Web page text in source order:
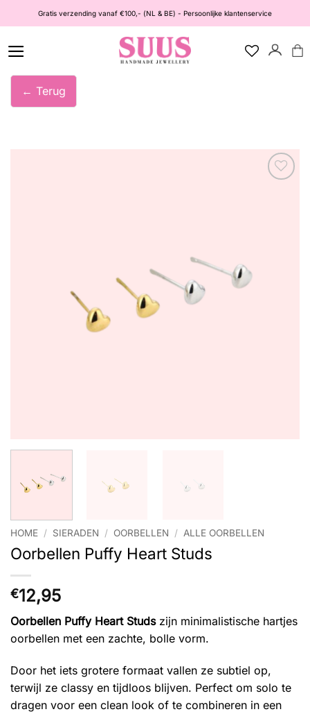
naar
inhoud
Gratis verzending vanaf €100,- (NL & BE) - Persoonlijke klantenservice
← Terug
HOME / SIERADEN / OORBELLEN / ALLE OORBELLEN
Oorbellen Puffy Heart Studs
€12,95
Oorbellen Puffy Heart Studszijn minimalistische hartjes
oorbellen met een zachte, bolle vorm.
Door het iets grotere formaat vallen ze subtiel op,
terwijl ze classy en tijdloos blijven. Perfect om solo te
dragen voor een clean look of te combineren in een